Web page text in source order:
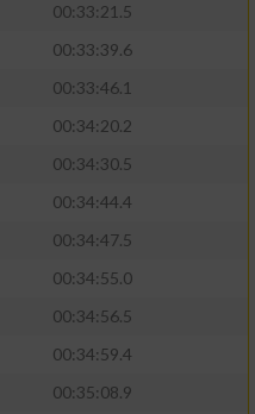
00:33:21.5
00:33:39.6
00:33:46.1
00:34:20.2
00:34:30.5
00:34:44.4
00:34:47.5
00:34:55.0
00:34:56.5
00:34:59.4
00:35:08.9